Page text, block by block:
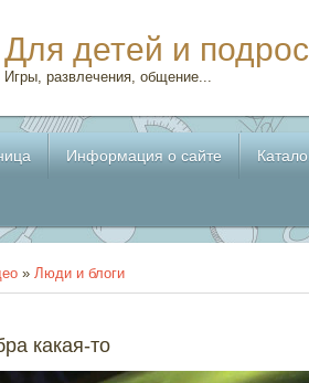
Для детей и
Игры, развлечения, общение...
Информация о сайте
» Люди и блоги
какая-то